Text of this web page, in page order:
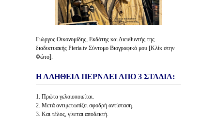
Γιώργος Οικονομίδης, Εκδότης και Διευθυντής της
διαδικτυακής Pieria.tv Σύντομο Βιογραφικό μου [Κλίκ στην
Φώτο].
Η ΑΛΗΘΕΙΑ ΠΕΡΝΑΕΙ ΑΠΟ 3 ΣΤΑΔΙΑ:
1. Πρώτα γελοιοποιείται.
2. Μετά αντιμετωπίζει σφοδρή αντίσταση.
3. Και τέλος, γίνεται αποδεκτή.